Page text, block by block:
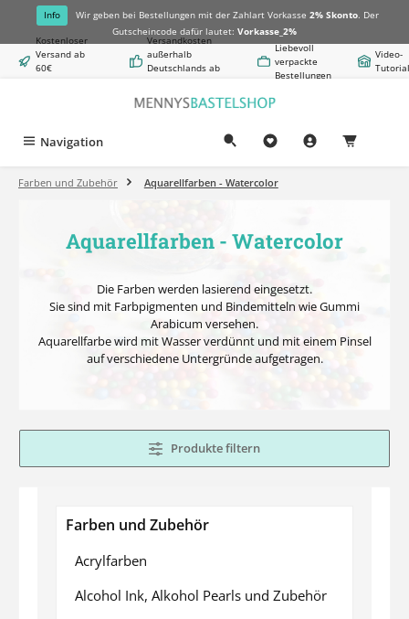
springen
Info Wir geben bei Bestellungen mit der Zahlart Vorkasse 2% Skonto. Der
Gutscheincode dafür lautet: Vorkasse_2%
Kostenloser
Versand ab
60€
Versandkosten
außerhalb
Deutschlands ab
Liebevoll
verpackte
Bestellungen
Video-
Navigation
Farben und Zubehör Aquarellfarben - Watercolor
Aquarellfarben - Watercolor
Die Farben werden lasierend eingesetzt.
Sie sind mit Farbpigmenten und Bindemitteln wie Gummi
Arabicum versehen.
Aquarellfarbe wird mit Wasser verdünnt und mit einem Pinsel
auf verschiedene Untergründe aufgetragen.
Produkte filtern
Farben und Zubehör
Acrylfarben
Alcohol Ink, Alkohol Pearls und Zubehör